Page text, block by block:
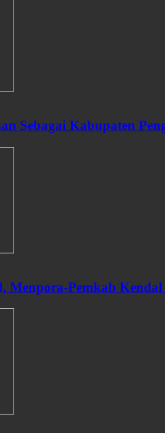
Sebagai Kabupaten
Menpora-Pemkab